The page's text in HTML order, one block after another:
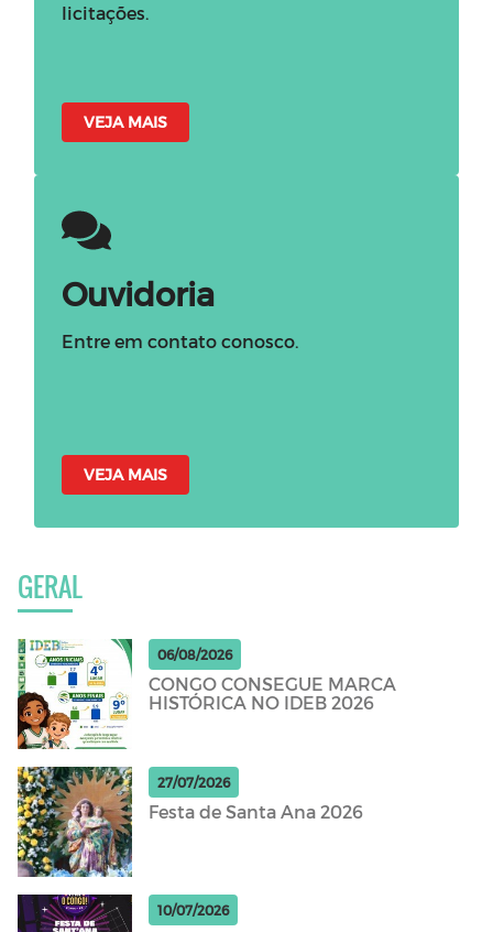
licitações.
VEJA MAIS
Ouvidoria
Entre em contato conosco.
VEJA MAIS
GERAL
06/08/2026
CONGO CONSEGUE MARCA
HISTÓRICA NO IDEB 2026
27/07/2026
Festa de Santa Ana 2026
10/07/2026